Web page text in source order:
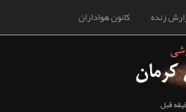
کانون هواداران زنده